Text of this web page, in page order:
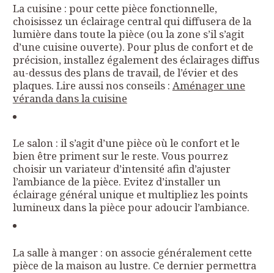
La cuisine : pour cette pièce fonctionnelle,
choisissez un éclairage central qui diffusera de la
lumière dans toute la pièce (ou la zone s’il s’agit
d’une cuisine ouverte). Pour plus de confort et de
précision, installez également des éclairages diffus
au-dessus des plans de travail, de l’évier et des
plaques. Lire aussi nos conseils : Aménager une
véranda dans la cuisine
Le salon : il s’agit d’une pièce où le confort et le
bien être priment sur le reste. Vous pourrez
choisir un variateur d’intensité afin d’ajuster
l’ambiance de la pièce. Evitez d’installer un
éclairage général unique et multipliez les points
lumineux dans la pièce pour adoucir l’ambiance.
La salle à manger : on associe généralement cette
pièce de la maison au lustre. Ce dernier permettra